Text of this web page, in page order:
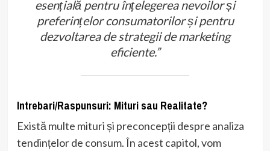
esențială pentru înțelegerea nevoilor și
preferințelor consumatorilor și pentru
dezvoltarea de strategii de marketing
eficiente.”
Intrebari/Raspunsuri: Mituri sau Realitate?
Există multe mituri și preconcepții despre analiza
tendințelor de consum. În acest capitol, vom